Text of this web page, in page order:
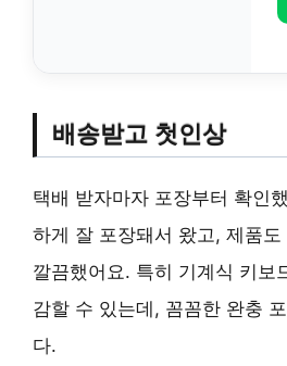
배송받고 첫인상
택배 받자마자 포장부터 확인
하게 잘 포장돼서 왔고, 제품도
깔끔했어요. 특히 기계식 키보
감할 수 있는데, 꼼꼼한 완충
다.